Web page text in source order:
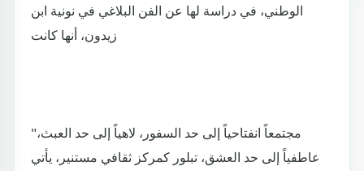
الوطني، في دراسة لها عن الفن البلاغي في نونية ابن
زيدون، أنها كانت
"مجتمعاً انفتاحياً إلى حد السفور، لاهياً إلى حد العبث،
عاطفياً إلى حد العشق، تبلور كمركز ثقافي مستنير، يأتي